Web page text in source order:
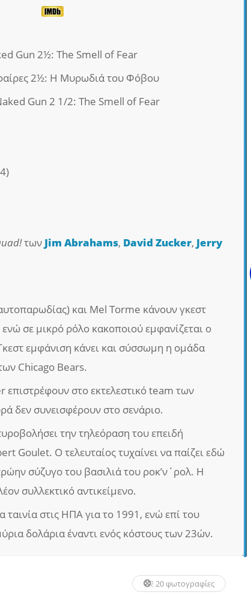
Gun 2½: The Smell of Fear
2½: Η Μυρωδιά του Φόβου
Gun 2 1/2: The Smell of Fear
των Jim Abrahams, David Zucker, Jerry
και Mel Torme κάνουν γκεστ
σε μικρό ρόλο κακοποιού εμφανίζεται ο
εμφάνιση κάνει και σύσσωμη η ομάδα
Chicago Bears.
επιστρέφουν στο εκτελεστικό team των
δεν συνεισφέρουν στο σενάριο.
την τηλεόραση του επειδή
Goulet. Ο τελευταίος τυχαίνει να παίζει εδώ
σύζυγο του βασιλιά του ροκ’ν΄ρολ. Η
συλλεκτικό αντικείμενο.
στις ΗΠΑ για το 1991, ενώ επί του
δολάρια έναντι ενός κόστους των 23ών.
20 φωτογραφίες